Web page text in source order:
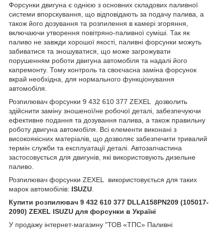
Форсунки двигуна є однією з основних складових паливної
системи впорскування, що відповідають за подачу палива, а
також його дозування та розпилення в камері згоряння,
включаючи утворення повітряно-паливної суміші. Так як
паливо не завжди хорошої якості, паливні форсунки можуть
забиватися та зношуватися, що може загрожувати
порушенням роботи двигуна автомобіля та надалі його
капремонту. Тому контроль та своєчасна заміна форсунок
вкрай необхідна, для нормального функціонування
автомобіля.
Розпилювач форсунки 9 432 610 377 ZEXEL дозволить
здійснити заміну зношеної/не робочої деталі, забезпечуючи
ефективне подання та дозування палива, а також правильну
роботу двигуна автомобіля. Всі елементи виконані з
високоякісних матеріалів, що дозволяє забезпечити тривалий
термін служби та експлуатації деталі. Автозапчастина
застосовується для двигунів, які використовують дизельне
паливо.
Розпилювач форсунки ZEXEL використовується для таких
марок автомобілів: ISUZU
Купити розпилювач 9 432 610 377 DLLA158PN209 (105017-
2090) ZEXEL ISUZU для форсунки в Україні
У продажу інтернет-магазину "ТОВ «ТПС» Паливні